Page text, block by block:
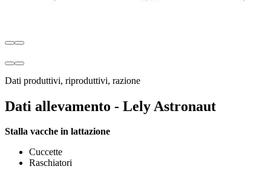
Dati produttivi, riproduttivi, razione
Dati allevamento - Lely Astronaut
Stalla vacche in lattazione
Cuccette
Raschiatori